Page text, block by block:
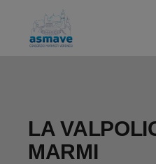
content
LA
MARMI